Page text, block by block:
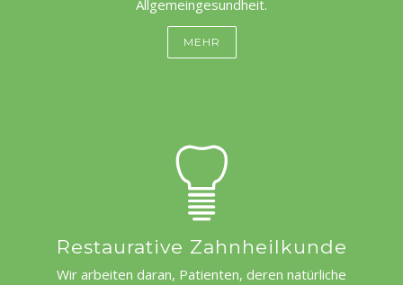
Allgemeingesundheit.
MEHR
Restaurative Zahnheilkunde
Wir arbeiten daran, Patienten, deren natürliche